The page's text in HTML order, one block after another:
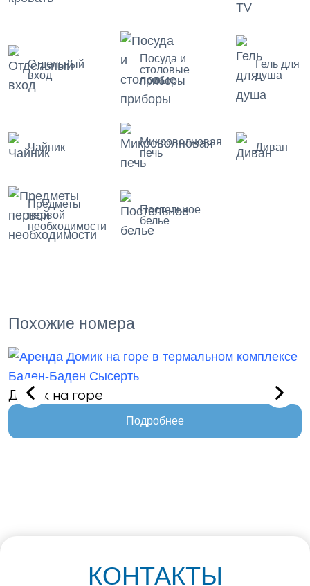
Отдельный
вход
Посуда и
столовые
приборы
Гель для
душа
Чайник
Микроволновая
печь
Диван
Предметы
первой
необходимости
Постельное
белье
Похожие номера
Домик на горе
Подробнее
КОНТАКТЫ